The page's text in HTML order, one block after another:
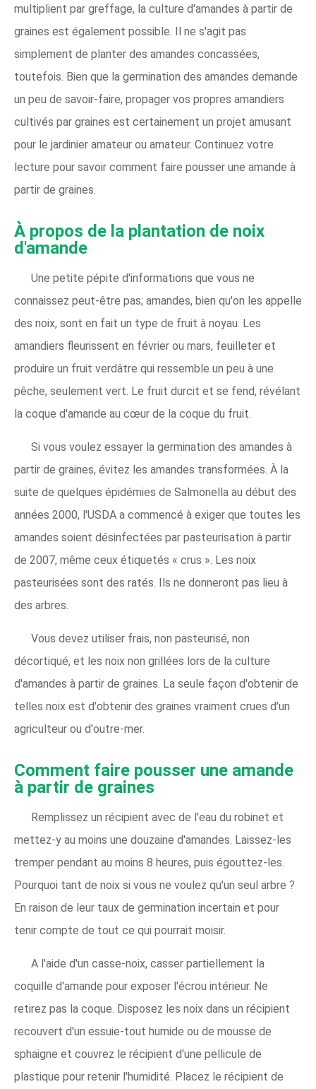
multiplient par greffage, la culture d'amandes à partir de
graines est également possible. Il ne s'agit pas
simplement de planter des amandes concassées,
toutefois. Bien que la germination des amandes demande
un peu de savoir-faire, propager vos propres amandiers
cultivés par graines est certainement un projet amusant
pour le jardinier amateur ou amateur. Continuez votre
lecture pour savoir comment faire pousser une amande à
partir de graines.
À propos de la plantation de noix
d'amande
Une petite pépite d'informations que vous ne
connaissez peut-être pas; amandes, bien qu'on les appelle
des noix, sont en fait un type de fruit à noyau. Les
amandiers fleurissent en février ou mars, feuilleter et
produire un fruit verdâtre qui ressemble un peu à une
pêche, seulement vert. Le fruit durcit et se fend, révélant
la coque d'amande au cœur de la coque du fruit.
Si vous voulez essayer la germination des amandes à
partir de graines, évitez les amandes transformées. À la
suite de quelques épidémies de Salmonella au début des
années 2000, l'USDA a commencé à exiger que toutes les
amandes soient désinfectées par pasteurisation à partir
de 2007, même ceux étiquetés « crus ». Les noix
pasteurisées sont des ratés. Ils ne donneront pas lieu à
des arbres.
Vous devez utiliser frais, non pasteurisé, non
décortiqué, et les noix non grillées lors de la culture
d'amandes à partir de graines. La seule façon d'obtenir de
telles noix est d'obtenir des graines vraiment crues d'un
agriculteur ou d'outre-mer.
Comment faire pousser une amande
à partir de graines
Remplissez un récipient avec de l'eau du robinet et
mettez-y au moins une douzaine d'amandes. Laissez-les
tremper pendant au moins 8 heures, puis égouttez-les.
Pourquoi tant de noix si vous ne voulez qu'un seul arbre ?
En raison de leur taux de germination incertain et pour
tenir compte de tout ce qui pourrait moisir.
A l'aide d'un casse-noix, casser partiellement la
coquille d'amande pour exposer l'écrou intérieur. Ne
retirez pas la coque. Disposez les noix dans un récipient
recouvert d'un essuie-tout humide ou de mousse de
sphaigne et couvrez le récipient d'une pellicule de
plastique pour retenir l'humidité. Placez le récipient de